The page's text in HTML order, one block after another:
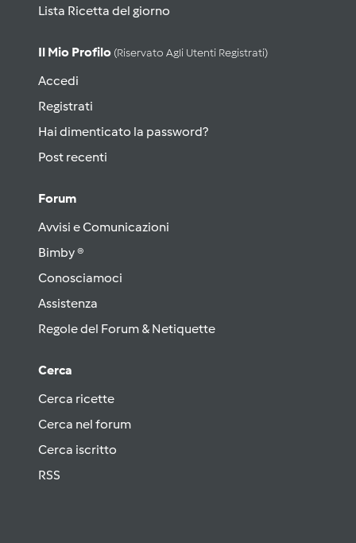
Lista Ricetta del giorno
Il Mio Profilo (riservato Agli Utenti Registrati)
Accedi
Registrati
Hai dimenticato la password?
Post recenti
Forum
Avvisi e Comunicazioni
Bimby ®
Conosciamoci
Assistenza
Regole del Forum & Netiquette
Cerca
Cerca ricette
Cerca nel forum
Cerca iscritto
RSS